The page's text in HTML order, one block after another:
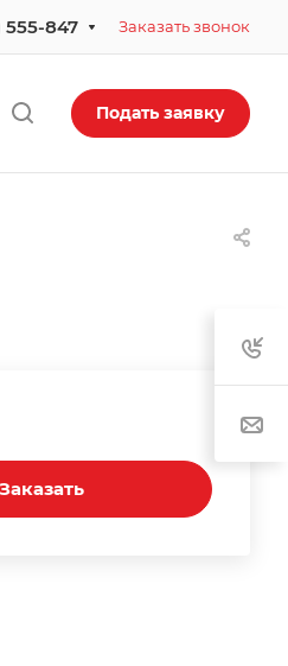
555-847 Заказать звонок
Подать заявку
Заказать